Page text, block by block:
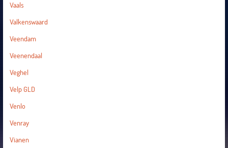
Vaals
Valkenswaard
Veendam
Veenendaal
Veghel
Velp GLD
Venlo
Venray
Vianen